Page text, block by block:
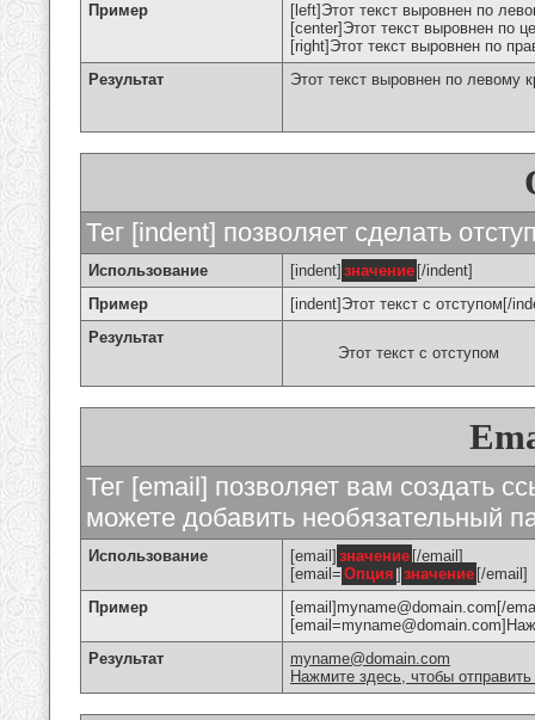
Пример
[left]Этот текст выровнен по
[center]Этот текст выровнен по
[right]Этот текст выровнен по
Результат
Этот текст выровнен по левому
Тег [indent] позволяет сделать
Использование [indent] значение [/indent]
Пример
[indent]Этот текст с отступом[/
Результат
Этот текст с отступом
Тег [email] позволяет вам создать
можете добавить необязательный
Использование [email] значение [/email]
[email= Опция ] значение [/email]
Пример
[email]myname@domain.com[/
Результат
myname@domain.com
Нажмите здесь, чтобы